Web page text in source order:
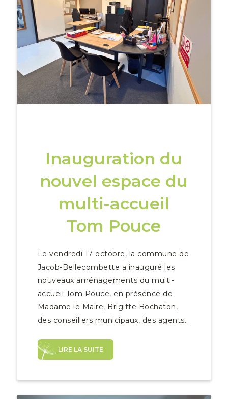
Inauguration du
nouvel espace du
multi-accueil
Tom Pouce
Le vendredi 17 octobre, la commune de
Jacob-Bellecombette a inauguré les
nouveaux aménagements du multi-
accueil Tom Pouce, en présence de
Madame le Maire, Brigitte Bochaton,
des conseillers municipaux, des agents...
LIRE LA SUITE